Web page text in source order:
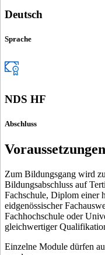
Deutsch
Sprache
NDS HF
Abschluss
Voraussetzungen
Zum Bildungsgang wird
Bildungsabschluss auf
Fachschule, Diplom einer
eidgenössischer
Fachhochschule oder
gleichwertiger
Einzelne Module dürfen